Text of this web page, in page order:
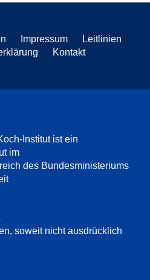
Impressum
Leitlinien
Kontakt
Institut ist ein
im
des Bundesministeriums
soweit nicht ausdrücklich